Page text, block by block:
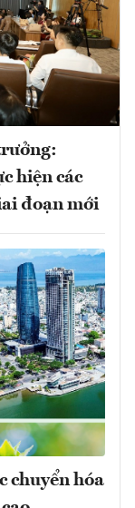
hiện các
đoạn mới
chuyển hóa